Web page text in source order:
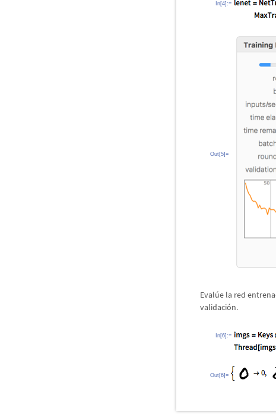
In[4]:=
Out[5]=
Evalúe la red
validación.
In[6]:=
Out[6]=